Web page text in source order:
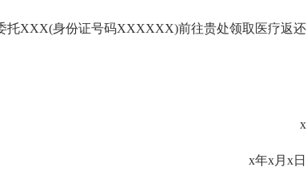
XXX(身份证号码XXXXXX)前往贵处领取医疗返还
x
x年x月x日